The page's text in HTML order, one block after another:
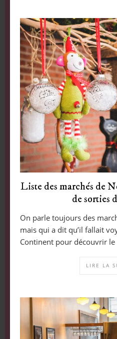
Liste des marchés de
de sorties
On parle toujours des
mais qui a dit qu’il fallait
Continent pour découvrir
LIRE LA